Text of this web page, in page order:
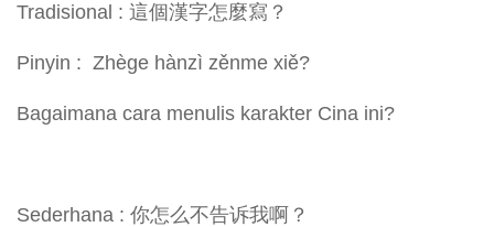
Tradisional : 這個漢字怎麼寫？
Pinyin : Zhège hànzì zěnme xiě?
Bagaimana cara menulis karakter Cina ini?
Sederhana : 你怎么不告诉我啊？